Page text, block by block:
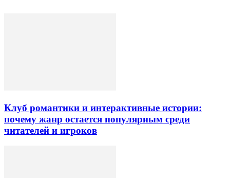
Клуб романтики и интерактивные истории:
почему жанр остается популярным среди
читателей и игроков